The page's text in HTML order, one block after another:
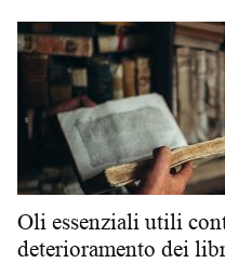
Oli essenziali utili
deterioramento dei